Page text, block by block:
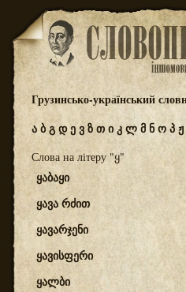
Грузинсько-український
აბგდევზთიკლმ ნოპჟ
Слова на літеру "ყ"
ყაბაყი
ყავა რძით
ყავარჯენი
ყავისფერი
ყალბი